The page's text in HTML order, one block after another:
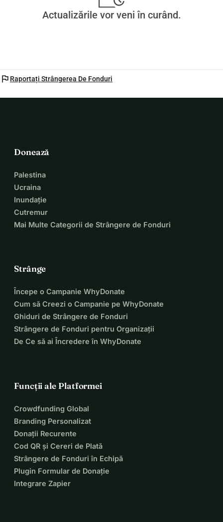
Actualizările vor veni în curând.
flag Raportați Strângerea De Fonduri
Donează
Palestina
Ucraina
Inundație
Cutremur
Mai Multe Categorii de Strângere de Fonduri
Strânge
Începe o Campanie WhyDonate
Cum să Creezi o Campanie pe WhyDonate
Ghiduri de Strângere de Fonduri
Strângere de Fonduri pentru Organizații
De Ce să ai Încredere în WhyDonate
Funcții ale Platformei
Crowdfunding Global
Branding Personalizat
Donații Recurente
Cod QR și Cereri de Plată
Strângere de Fonduri în Echipă
Plugin Formular de Donație
Integrare Zapier